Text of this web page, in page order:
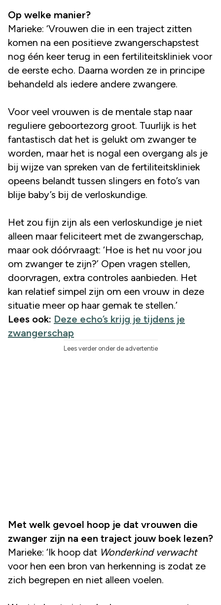
Op welke manier?
Marieke: ‘Vrouwen die in een traject zitten
komen na een positieve zwangerschapstest
nog één keer terug in een fertiliteitskliniek voor
de eerste echo. Daarna worden ze in principe
behandeld als iedere andere zwangere.
Voor veel vrouwen is de mentale stap naar
reguliere geboortezorg groot. Tuurlijk is het
fantastisch dat het is gelukt om zwanger te
worden, maar het is nogal een overgang als je
bij wijze van spreken van de fertiliteitskliniek
opeens belandt tussen slingers en foto’s van
blije baby’s bij de verloskundige.
Het zou fijn zijn als een verloskundige je niet
alleen maar feliciteert met de zwangerschap,
maar ook dóórvraagt: ‘Hoe is het nu voor jou
om zwanger te zijn?’ Open vragen stellen,
doorvragen, extra controles aanbieden. Het
kan relatief simpel zijn om een vrouw in deze
situatie meer op haar gemak te stellen.’
Lees ook: Deze echo’s krijg je tijdens je
zwangerschap
Lees verder onder de advertentie
Met welk gevoel hoop je dat vrouwen die
zwanger zijn na een traject jouw boek lezen?
Marieke: ‘Ik hoop dat Wonderkind verwacht
voor hen een bron van herkenning is zodat ze
zich begrepen en niet alleen voelen.